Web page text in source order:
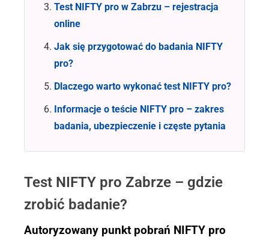
Test NIFTY pro w Zabrzu – rejestracja
online
Jak się przygotować do badania NIFTY
pro?
Dlaczego warto wykonać test NIFTY pro?
Informacje o teście NIFTY pro – zakres
badania, ubezpieczenie i częste pytania
Test NIFTY pro Zabrze – gdzie
zrobić badanie?
Autoryzowany punkt pobrań NIFTY pro